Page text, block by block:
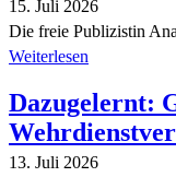
15. Juli 2026
Die freie Publizistin
Weiterlesen
Dazugelernt:
13. Juli 2026